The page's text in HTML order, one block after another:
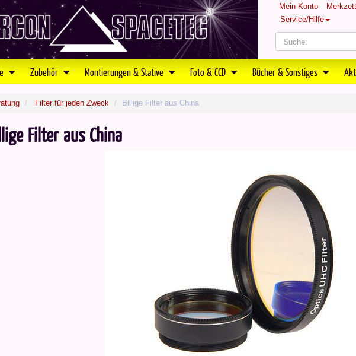
Mein Konto
Service/Hilfe
Zubehör Montierungen & Stative Foto & CCD Bücher & Sonstiges
Filter für jeden Zweck Billige Filter aus China
Filter aus China